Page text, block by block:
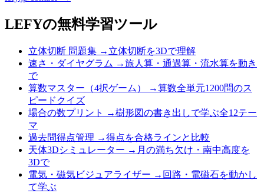
LEFYの無料学習ツール
立体切断 問題集 → 立体切断を3Dで理解
速さ・ダイヤグラム →旅人算・通過算・流水算を動き
で
算数マスター（4択ゲーム）
→算数全単元1200問のス
ピードクイズ
場合の数プリント
→樹形図の書き出しで学ぶ全12テー
マ
過去問得点管理 →得点を合格ラインと比較
天体3Dシミュレーター → 月の満ち欠け・南中高度を
3Dで
電気・磁気ビジュアライザー → 回路・電磁石を動かし
て学ぶ